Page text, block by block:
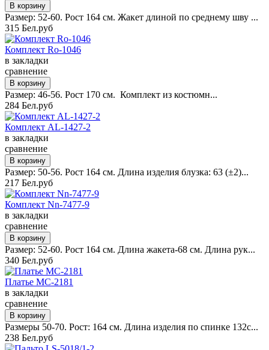
Размер: 52-60. Рост 164 см. Жакет длиной по среднему шву ...
315 Бел.руб
Комплект Ro-1046
в закладки
сравнение
Размер: 46-56. Рост 170 см. Комплект из костюмн...
284 Бел.руб
Комплект AL-1427-2
в закладки
сравнение
Размер: 50-56. Рост 164 см. Длина изделия блузка: 63 (±2)...
217 Бел.руб
Комплект Nn-7477-9
в закладки
сравнение
Размер: 52-60. Рост 164 см. Длина жакета-68 см. Длина рук...
340 Бел.руб
Платье MC-2181
в закладки
сравнение
Размеры 50-70. Рост: 164 см. Длина изделия по спинке 132с...
238 Бел.руб